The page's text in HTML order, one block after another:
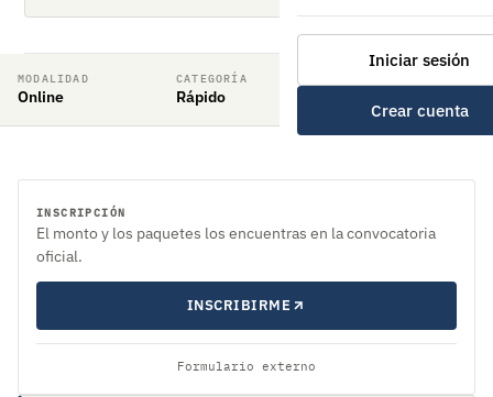
Iniciar sesión
Crear cuenta
MODALIDAD
Online
CATEGORÍA
Rápido
INSCRIPCIÓN
El monto y los paquetes los encuentras en la convocatoria
oficial.
INSCRIBIRME
Formulario externo